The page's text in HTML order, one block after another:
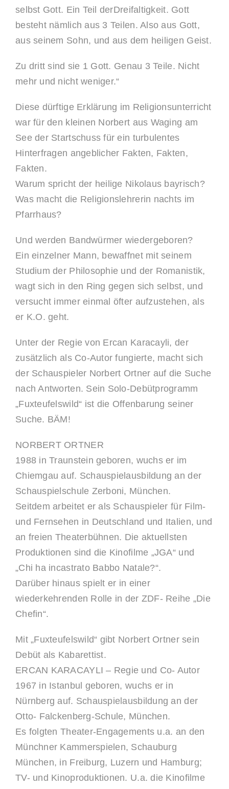
selbst Gott. Ein Teil derDreifaltigkeit. Gott
besteht nämlich aus 3 Teilen. Also aus Gott,
aus seinem Sohn, und aus dem heiligen Geist.
Zu dritt sind sie 1 Gott. Genau 3 Teile. Nicht
mehr und nicht weniger.“
Diese dürftige Erklärung im Religionsunterricht
war für den kleinen Norbert aus Waging am
See der Startschuss für ein turbulentes
Hinterfragen angeblicher Fakten, Fakten,
Fakten.
Warum spricht der heilige Nikolaus bayrisch?
Was macht die Religionslehrerin nachts im
Pfarrhaus?
Und werden Bandwürmer wiedergeboren?
Ein einzelner Mann, bewaffnet mit seinem
Studium der Philosophie und der Romanistik,
wagt sich in den Ring gegen sich selbst, und
versucht immer einmal öfter aufzustehen, als
er K.O. geht.
Unter der Regie von Ercan Karacayli, der
zusätzlich als Co-Autor fungierte, macht sich
der Schauspieler Norbert Ortner auf die Suche
nach Antworten. Sein Solo-Debütprogramm
„Fuxteufelswild“ ist die Offenbarung seiner
Suche. BÄM!
NORBERT ORTNER
1988 in Traunstein geboren, wuchs er im
Chiemgau auf. Schauspielausbildung an der
Schauspielschule Zerboni, München.
Seitdem arbeitet er als Schauspieler für Film-
und Fernsehen in Deutschland und Italien, und
an freien Theaterbühnen. Die aktuellsten
Produktionen sind die Kinofilme „JGA“ und
„Chi ha incastrato Babbo Natale?“.
Darüber hinaus spielt er in einer
wiederkehrenden Rolle in der ZDF- Reihe „Die
Chefin“.
Mit „Fuxteufelswild“ gibt Norbert Ortner sein
Debüt als Kabarettist.
ERCAN KARACAYLI – Regie und Co- Autor
1967 in Istanbul geboren, wuchs er in
Nürnberg auf. Schauspielausbildung an der
Otto- Falckenberg-Schule, München.
Es folgten Theater-Engagements u.a. an den
Münchner Kammerspielen, Schauburg
München, in Freiburg, Luzern und Hamburg;
TV- und Kinoproduktionen. U.a. die Kinofilme